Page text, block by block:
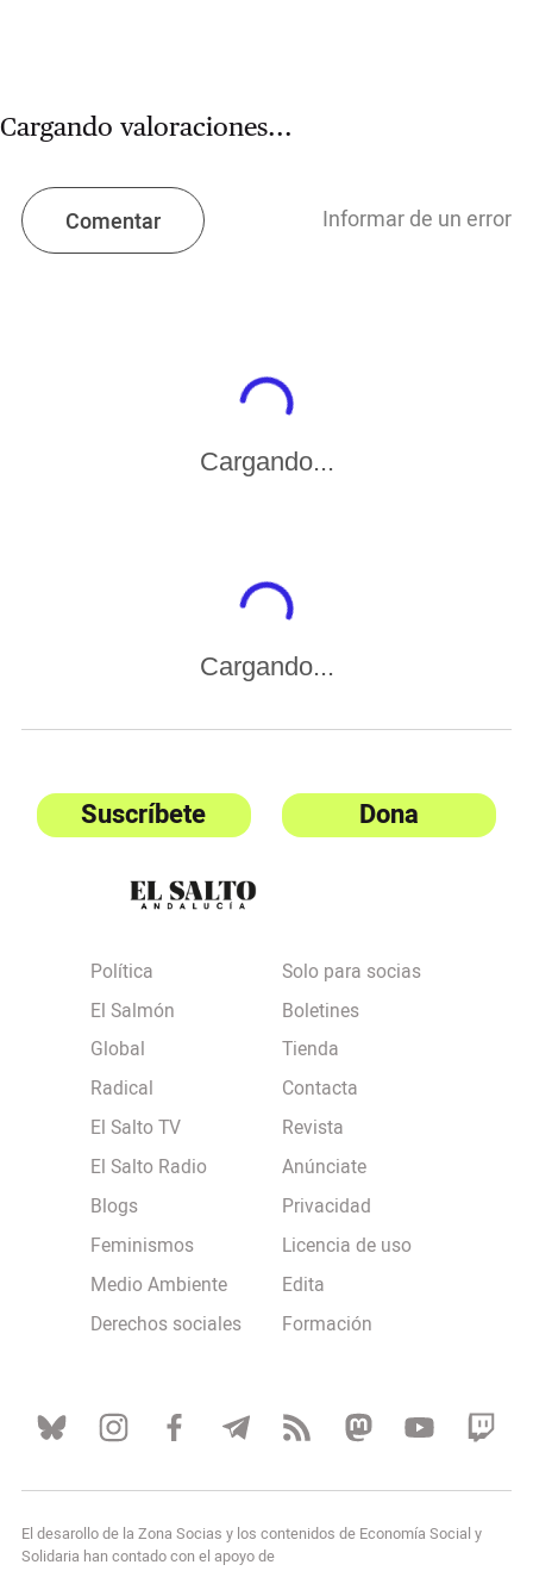
Cargando valoraciones...
Comentar Informar de un error
Cargando...
Cargando...
Suscríbete Dona
Política
El Salmón
Global
Radical
El Salto TV
El Salto Radio
Blogs
Feminismos
Medio Ambiente
Derechos sociales
Solo para socias
Boletines
Tienda
Contacta
Revista
Anúnciate
Privacidad
Licencia de uso
Edita
Formación
El desarollo de la Zona Socias y los contenidos de Economía Social y
Solidaria han contado con el apoyo de